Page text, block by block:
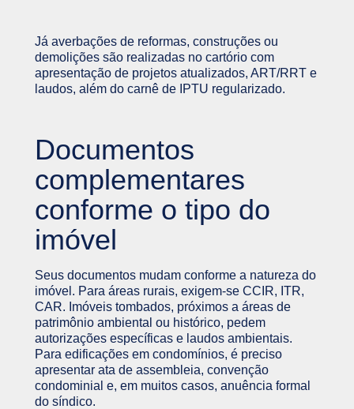
Já averbações de reformas, construções ou
demolições são realizadas no cartório com
apresentação de projetos atualizados, ART/RRT e
laudos, além do carnê de IPTU regularizado.
Documentos
complementares
conforme o tipo do
imóvel
Seus documentos mudam conforme a natureza do
imóvel. Para áreas rurais, exigem-se CCIR, ITR,
CAR. Imóveis tombados, próximos a áreas de
patrimônio ambiental ou histórico, pedem
autorizações específicas e laudos ambientais.
Para edificações em condomínios, é preciso
apresentar ata de assembleia, convenção
condominial e, em muitos casos, anuência formal
do síndico.